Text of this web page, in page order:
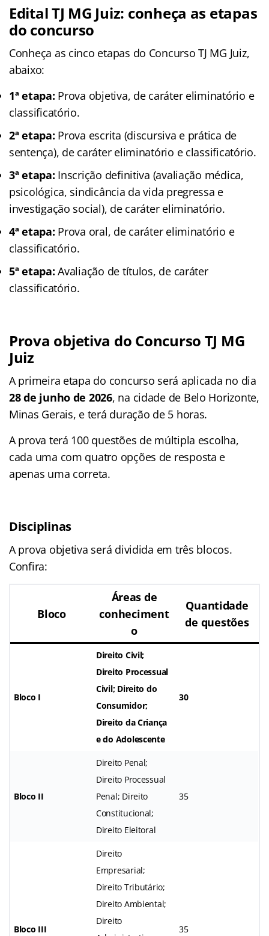
Edital TJ MG Juiz: conheça as etapas
do concurso
Conheça as cinco etapas do Concurso TJ MG Juiz,
abaixo:
1ª etapa: Prova objetiva, de caráter eliminatório e
classificatório.
2ª etapa: Prova escrita (discursiva e prática de
sentença), de caráter eliminatório e classificatório.
3ª etapa: Inscrição definitiva (avaliação médica,
psicológica, sindicância da vida pregressa e
investigação social), de caráter eliminatório.
4ª etapa: Prova oral, de caráter eliminatório e
classificatório.
5ª etapa: Avaliação de títulos, de caráter
classificatório.
Prova objetiva do Concurso TJ MG
Juiz
A primeira etapa do concurso será aplicada no dia
28 de junho de 2026, na cidade de Belo Horizonte,
Minas Gerais, e terá duração de 5 horas.
A prova terá 100 questões de múltipla escolha,
cada uma com quatro opções de resposta e
apenas uma correta.
Disciplinas
A prova objetiva será dividida em três blocos.
Confira:
Bloco
Áreas de
conheciment
o
Quantidade
de questões
Bloco I
Direito Civil;
Direito Processual
Civil; Direito do
Consumidor;
Direito da Criança
e do Adolescente
30
Bloco II
Direito Penal;
Direito Processual
Penal; Direito
Constitucional;
Direito Eleitoral
35
Bloco III
Direito
Empresarial;
Direito Tributário;
Direito Ambiental;
Direito
35